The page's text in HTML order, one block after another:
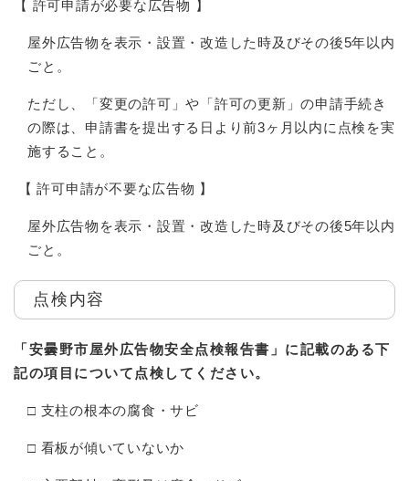
【 許可申請が必要な広告物 】
屋外広告物を表示・設置・改造した時及びその後5年以内
ごと。
ただし、「変更の許可」や「許可の更新」の申請手続き
の際は、申請書を提出する日より前3ヶ月以内に点検を実
施すること。
【 許可申請が不要な広告物 】
屋外広告物を表示・設置・改造した時及びその後5年以内
ごと。​
点検内容
「安曇野市屋外広告物安全点検報告書」に記載のある下
記の項目について点検してください。
□ 支柱の根本の腐食・サビ
□ 看板が傾いていないか